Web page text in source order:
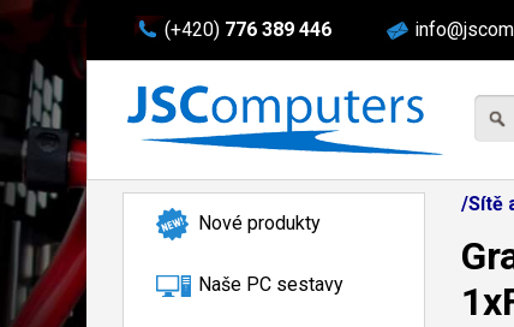
(+420) 776 389 446
Nové produkty
Naše PC sestavy
/Sítě